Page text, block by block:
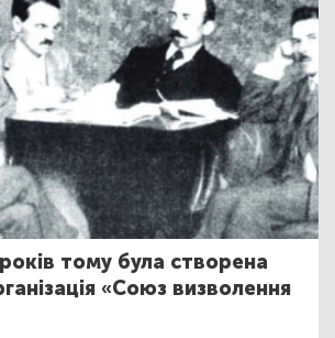
тому була створена
«Союз визволення